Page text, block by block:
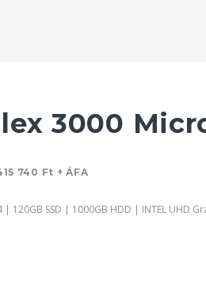
3000
740 Ft + ÁFA
120GB SSD | 1000GB HDD | INTEL UHD